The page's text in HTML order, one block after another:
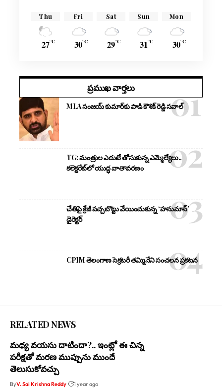
Thu
27°C
Fri
30°C
Sat
29°C
Sun
31°C
Mon
30°C
ప్రముఖ వార్తలు
MLA సంజయ్ కుమార్‌కు పాడి కౌశిక్ రెడ్డి సవాల్
TG: మంత్రుల ఎదుటే తోసుకున్న ఎమ్మెల్యేలు..
కలెక్టరేట్‌లో యుద్ధ వాతావరణం
చేతిపై క్రేజీ పచ్చబొట్టు వేయించుకున్న ‘హనుమాన్’
డైరెక్టర్
CPIM తెలంగాణ సెక్రటరీ తమ్మినేని సంచలన ప్రకటన
RELATED NEWS
మధ్య వయసు దాటిందా?.. ఇంట్లో ఈ చిన్న
పరీక్షతో మరణ ముప్పును ముందే
తెలుసుకోవచ్చు
ByV. Sai Krishna Reddy 1 year ago